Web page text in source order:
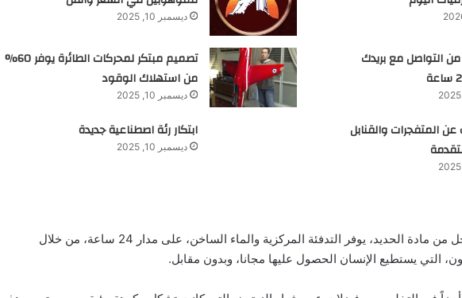
ديسمبر 10, 2025
التواصل مع بريدك
تصميم مبتكر لمحركات الطائرة يوفر 60%
من استهلاك الوقود
ديسمبر 10, 2025
المتفجرات والقنابل
ابتكار رئة اصطناعية جديدة
ديسمبر 10, 2025
ويؤكد رياض عامر، أن جهاز المرجل من مادة الحديد، يوفر التدفئة المركزية والماء الساخن، على مدار 24 ساعة، من خلال
التي يستطيع الإنسان الحصول عليها مجانا، وبدون مقابل.